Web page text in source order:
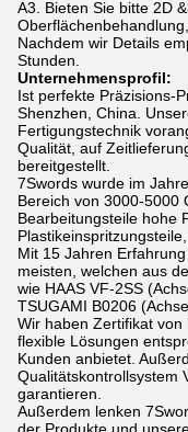
A3. Bieten Sie bitte 2D
Nachdem wir Details
Stunden.
Unternehmensprofil:
Ist perfekte Präzisions-
Shenzhen, China.
Fertigungstechnik
Qualität, auf
bereitgestellt.
7Swords wurde im
Bereich von 3000-5000
Bearbeitungsteile hohe
Mit 15 Jahren
meisten, welchen aus
wie HAAS VF-2SS
TSUGAMI B0206
Wir haben Zertifikat
flexible Lösungen
Kunden anbietet.
Qualitätskontrollsystem
garantieren.
Außerdem lenken